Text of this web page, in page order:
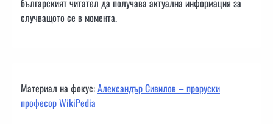
случващото се в момента.
Материал на фокус:Александър Сивилов – проруски
професор WikiPedia